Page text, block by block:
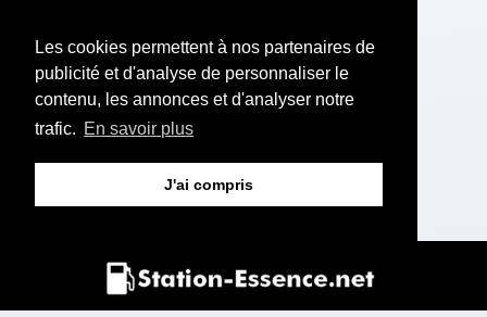
Les cookies permettent à nos partenaires de
publicité et d'analyse de personnaliser le
contenu, les annonces et d'analyser notre
trafic. En savoir plus
J'ai compris